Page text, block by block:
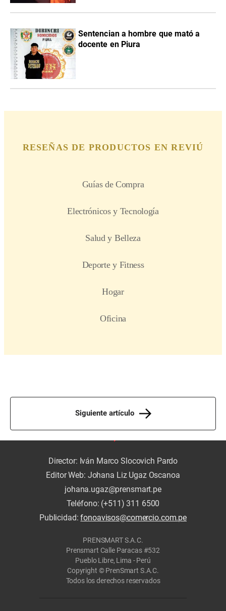
Sentencian a hombre que mató a
docente en Piura
Siguiente artículo
Director: Iván Marco Slocovich Pardo
Editor Web: Johana Liz Ugaz Oscanoa
johana.ugaz@prensmart.pe
Teléfono: (+511) 311 6500
Publicidad:fonoavisos@comercio.com.pe
PRENSMART S.A.C.
Prensmart Calle Paracas #532
Pueblo Libre, Lima - Perú
Copyright © PrenSmart S.A.C.
Todos los derechos reservados